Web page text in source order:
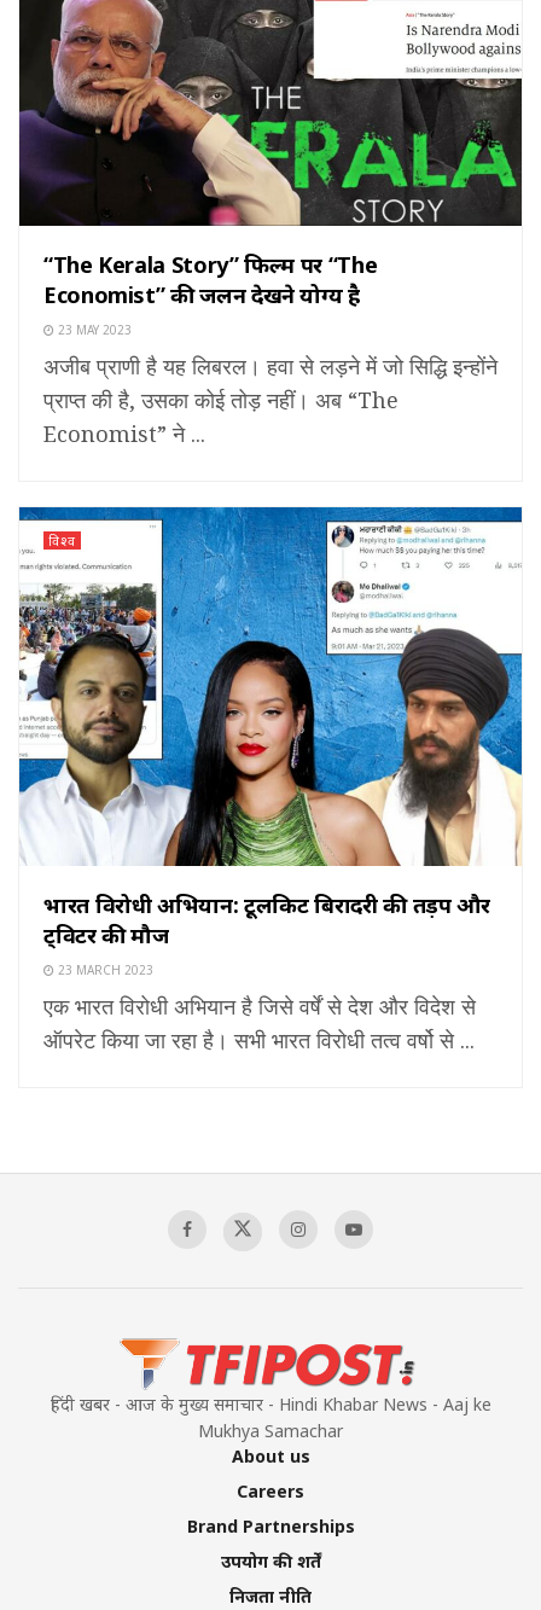
“The Kerala Story” फिल्म पर “The
Economist” की जलन देखने योग्य है
23 MAY 2023
अजीब प्राणी है यह लिबरल। हवा से लड़ने में जो सिद्धि इन्होंने
प्राप्त की है, उसका कोई तोड़ नहीं। अब “The
Economist” ने ...
विश्व
भारत विरोधी अभियान: टूलकिट बिरादरी की तड़प और
ट्विटर की मौज
23 MARCH 2023
एक भारत विरोधी अभियान है जिसे वर्षें से देश और विदेश से
ऑपरेट किया जा रहा है। सभी भारत विरोधी तत्व वर्षो से ...
हिंदी खबर - आज के मुख्य समाचार - Hindi Khabar News - Aaj ke
Mukhya Samachar
About us
Careers
Brand Partnerships
उपयोग की शर्तें
निजता नीति